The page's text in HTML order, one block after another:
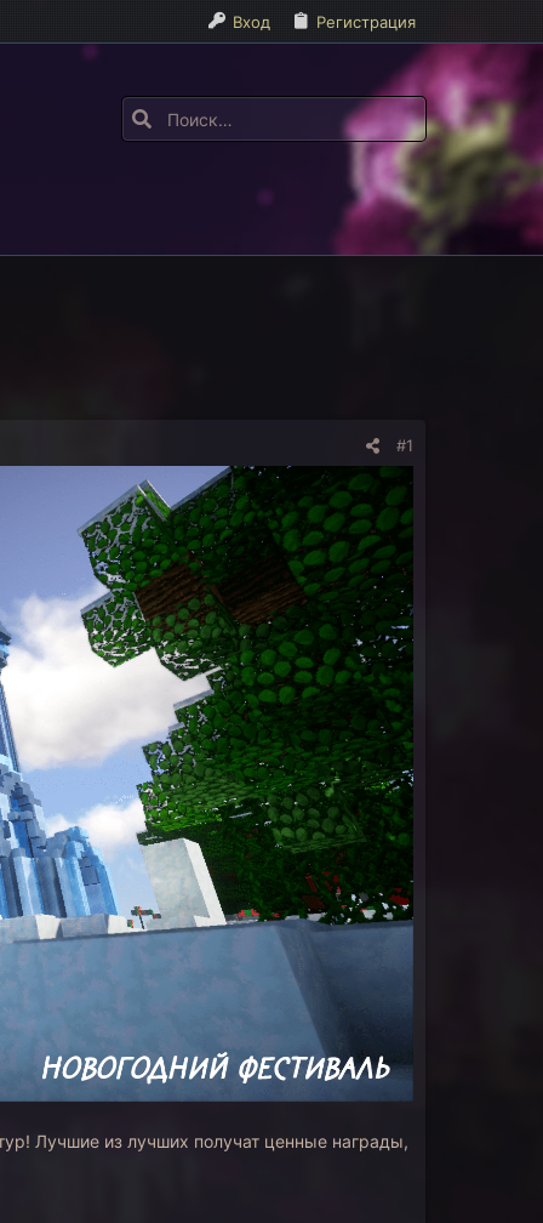
Вход Регистрация
#1
Лучшие из лучших получат ценные награды,